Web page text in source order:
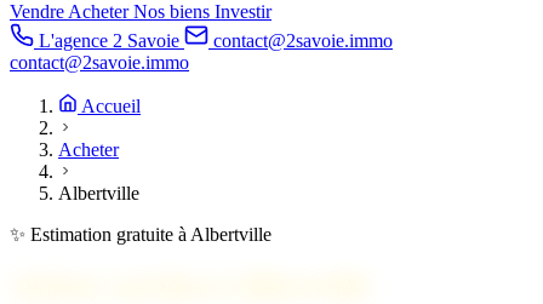
VendreAcheterNos biens Investir
L'agence 2 Savoie
contact@2savoie.immo
contact@2savoie.immo
Accueil
Acheter
Albertville
✨ Estimation gratuite à Albertville